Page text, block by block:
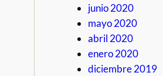
junio 2020
mayo 2020
abril 2020
enero 2020
diciembre 2019